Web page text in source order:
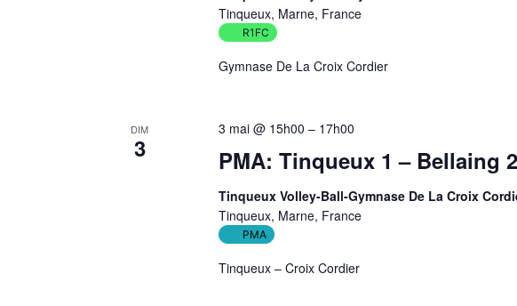
Tinqueux, Marne, France
R1FC
Gymnase De La Croix Cordier
DIM
3 PMA: Tinqueux 1 – Bellaing 2
3 mai @ 15h00 – 17h00
Tinqueux Volley-Ball-Gymnase De La Croix
Tinqueux, Marne, France
PMA
Tinqueux – Croix Cordier